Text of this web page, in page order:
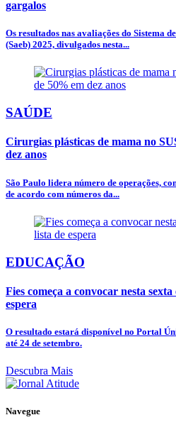
gargalos
Os resultados nas avaliações do Sistema
(Saeb) 2025, divulgados nesta...
SAÚDE
Cirurgias plásticas de mama no
dez anos
São Paulo lidera número de operações,
de acordo com números da...
EDUCAÇÃO
Fies começa a convocar nesta
espera
O resultado estará disponível no Portal
até 24 de setembro.
Descubra Mais
Navegue